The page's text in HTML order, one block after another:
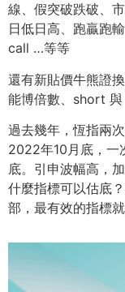
線、假突破跌破、
日低日高、跑贏跑
call …等等
還有新貼價牛熊證
能博倍數、short 與
過去幾年，恆指兩
2022年10月底，一
底。引申波幅高，
什麼指標可以估底
部，最有效的指標